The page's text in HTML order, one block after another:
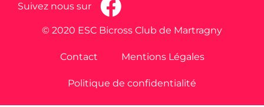
Suivez nous sur
© 2020 ESC Bicross Club de Martragny
Contact Mentions Légales
Politique de confidentialité